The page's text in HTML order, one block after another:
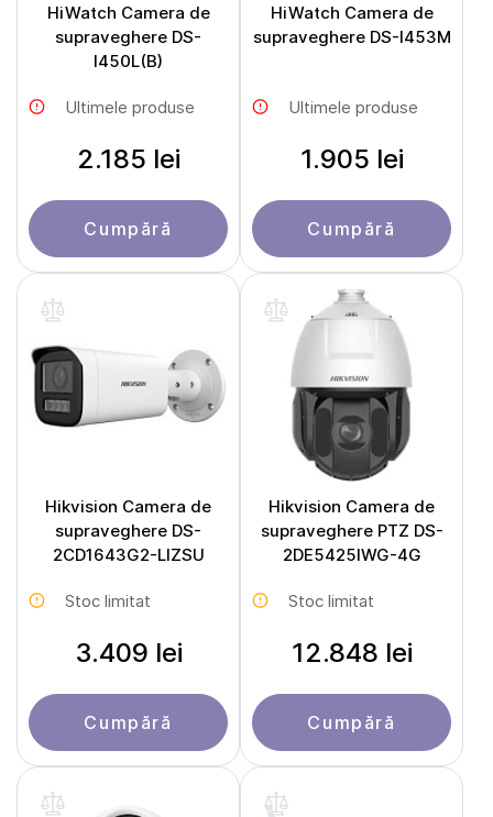
HiWatch Camera de
supraveghere DS-
I450L(B)
Ultimele produse
2.185 lei
Cumpără
HiWatch Camera de
supraveghere DS-I453M
Ultimele produse
1.905 lei
Cumpără
Hikvision Camera de
supraveghere DS-
2CD1643G2-LIZSU
Stoc limitat
3.409 lei
Cumpără
Hikvision Camera de
supraveghere PTZ DS-
2DE5425IWG-4G
Stoc limitat
12.848 lei
Cumpără